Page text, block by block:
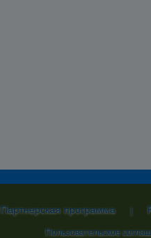
Партнерская программа |
Пользовательское